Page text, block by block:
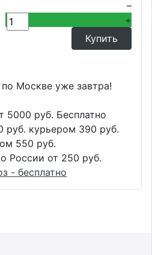
–
+
Москве уже завтра!
5000 руб. Бесплатно
руб. курьером 390 руб.
550 руб.
России от 250 руб.
- бесплатно